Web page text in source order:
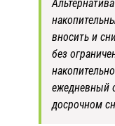
вносить и
без
ежедневный
досрочном